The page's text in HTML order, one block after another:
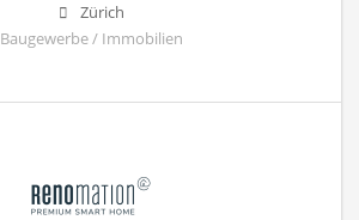
Zürich
Baugewerbe / Immobilien